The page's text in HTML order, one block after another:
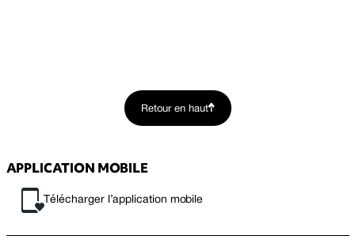
Retour en haut
APPLICATION MOBILE
Télécharger l’application mobile